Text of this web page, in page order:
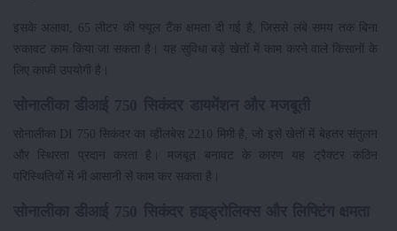
इसके अलावा, 65 लीटर की फ्यूल टैंक क्षमता दी गई है, जिससे लंबे समय तक बिना
रुकावट काम किया जा सकता है। यह सुविधा बड़े खेतों में काम करने वाले किसानों के
लिए काफी उपयोगी है।
सोनालीका DI 750 सिकंदर का व्हीलबेस 2210 मिमी है, जो इसे खेतों में बेहतर संतुलन
और स्थिरता प्रदान करता है। मजबूत बनावट के कारण यह ट्रैक्टर कठिन
परिस्थितियों में भी आसानी से काम कर सकता है।